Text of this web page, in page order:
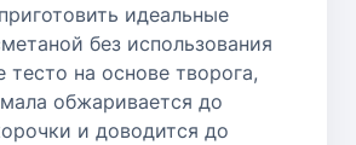
идеальные
без использования
на основе творога,
обжаривается до
и доводится до